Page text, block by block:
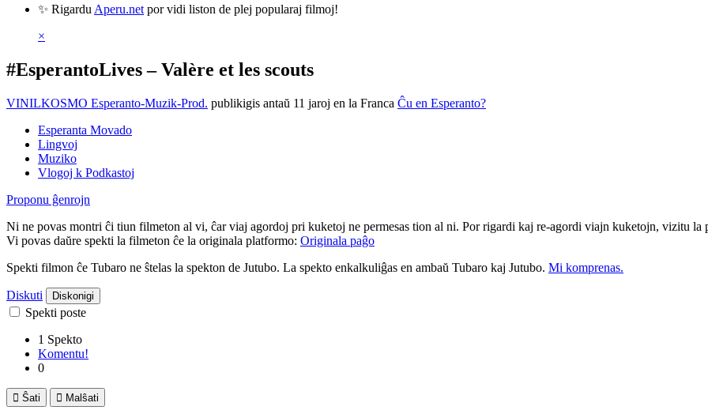
✨ Rigardu Aperu.net por vidi liston de plej popularaj filmoj!
×
#EsperantoLives – Valère et les scouts
VINILKOSMO Esperanto-Muzik-Prod. publikigis antaŭ 11 jaroj en la Franca Ĉu en Esperanto?
Esperanta Movado
Lingvoj
Muziko
Vlogoj k Podkastoj
Proponu ĝenrojn
Ni ne povas montri ĉi tiun filmeton al vi, ĉar viaj agordoj pri kuketoj ne permesas tion al ni. Por rigardi kaj re-agordi viajn kuketojn, vizitu la
Vi povas daŭre spekti la filmeton ĉe la originala platformo: Originala paĝo
Spekti filmon ĉe Tubaro ne ŝtelas la spekton de Jutubo. La spekto enkalkuliĝas en ambaŭ Tubaro kaj Jutubo. Mi komprenas.
Diskuti Diskonigi
Spekti poste
1 Spekto
Komentu!
0
 Ŝati  Malŝati